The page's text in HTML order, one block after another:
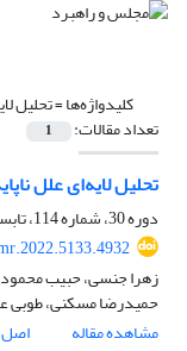
کلیدواژه‌ها =تحلیل
تعداد مقالات: 1
تحلیل لایه‌ای علل
دوره 30، شماره 114، تابستان 1402، صفحه
زهرا جنسی، حبیب
حمیدرضا مسکنی، طوبی
مشاهده مقاله
اصل